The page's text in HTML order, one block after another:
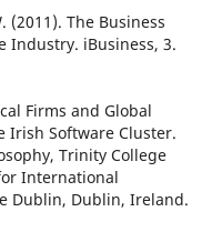
(2011). The Business
Industry. iBusiness, 3.
Firms and Global
Irish Software Cluster.
Trinity College
International
Dublin, Dublin, Ireland.